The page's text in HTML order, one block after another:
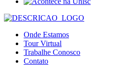
Onde Estamos
Tour Virtual
Trabalhe Conosco
Contato